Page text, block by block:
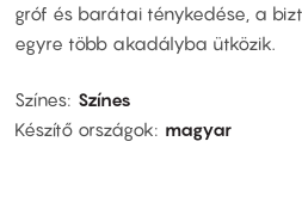
gróf és barátai ténykedése, a
egyre több akadályba ütközik.
Színes Színes
Készítő országok
magyar